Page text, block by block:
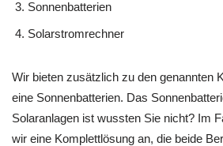
Sonnenbatterien
Solarstromrechner
Wir bieten zusätzlich zu den genannten
eine Sonnenbatterien. Das
Solaranlagen ist wussten Sie nicht? Im
wir eine Komplettlösung an, die beide